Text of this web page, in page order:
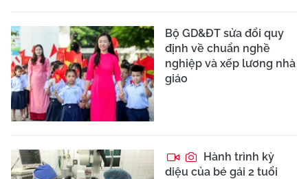
Bộ GD&ĐT sửa đổi quy
định về chuẩn nghề
nghiệp và xếp lương nhà
giáo
Hành trình kỳ
diệu của bé gái 2 tuổi